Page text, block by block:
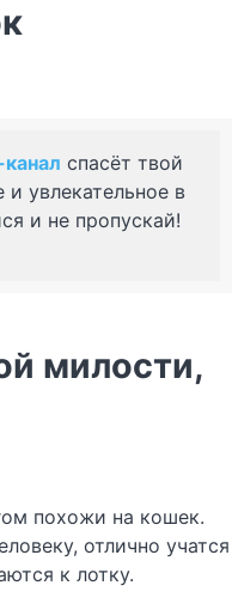
спасёт твой
увлекательное в
и не пропускай!
милости,
похожи на кошек.
отлично учатся
к лотку.